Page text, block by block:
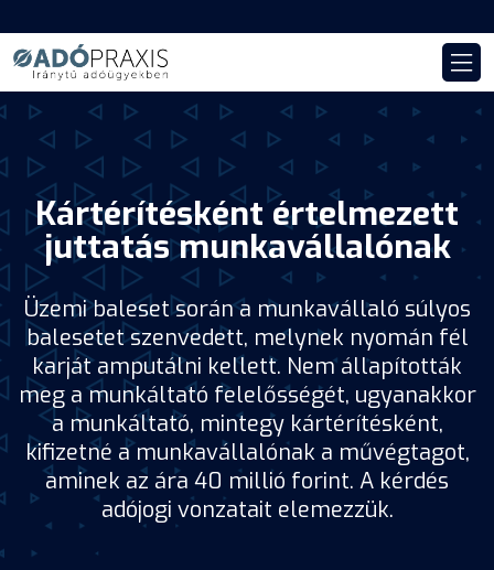
Kártérítésként értelmezett
juttatás munkavállalónak
Üzemi baleset során a munkavállaló súlyos
balesetet szenvedett, melynek nyomán fél
karját amputálni kellett. Nem állapították
meg a munkáltató felelősségét, ugyanakkor
a munkáltató, mintegy kártérítésként,
kifizetné a munkavállalónak a művégtagot,
aminek az ára 40 millió forint. A kérdés
adójogi vonzatait elemezzük.